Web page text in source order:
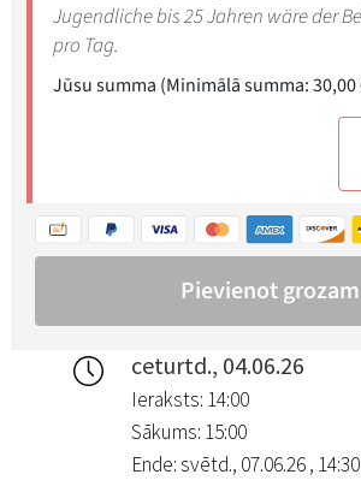
ceturtd., 04.06.26
Ieraksts: 14:00
Sākums: 15:00
Ende: svētd., 07.06.26 , 14:30